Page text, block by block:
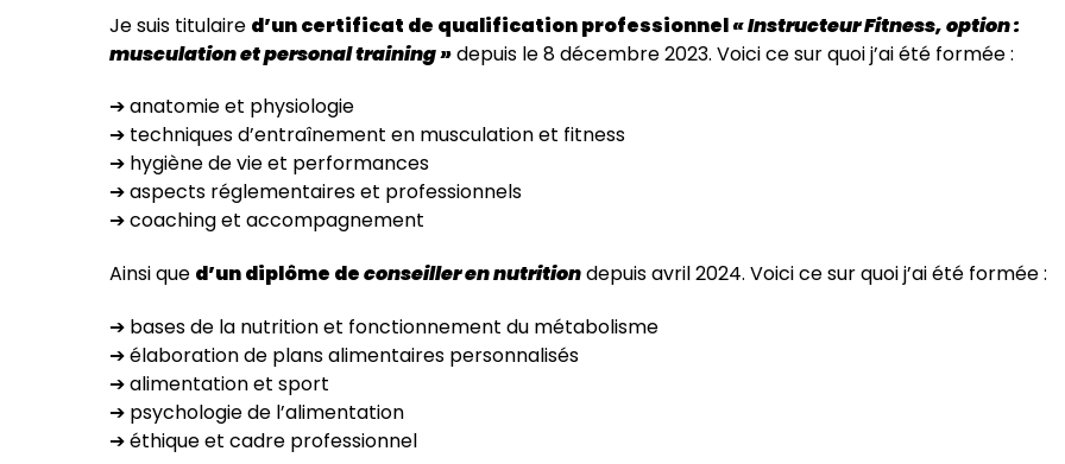
Je suis titulaire d’un certificat de qualification professionnel« Instructeur Fitness, option :
musculation et personal training »depuis le 8 décembre 2023. Voici ce sur quoi j’ai été formée :
➔ anatomie et physiologie
➔ techniques d’entraînement en musculation et fitness
➔ hygiène de vie et performances
➔ aspects réglementaires et professionnels
➔ coaching et accompagnement
Ainsi que d’un diplôme deconseiller en nutritiondepuis avril 2024. Voici ce sur quoi j’ai été formée :
➔ bases de la nutrition et fonctionnement du métabolisme
➔ élaboration de plans alimentaires personnalisés
➔ alimentation et sport
➔ psychologie de l’alimentation
➔ éthique et cadre professionnel